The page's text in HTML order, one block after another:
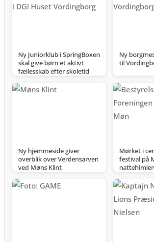
Ny Juniorklub i SpringBoxen
skal give børn et aktivt
fællesskab efter skoletid
Ny
til
Ny hjemmeside giver
overblik over Verdensarven
ved Møns Klint
Mørket i
festival på
nattehimlen